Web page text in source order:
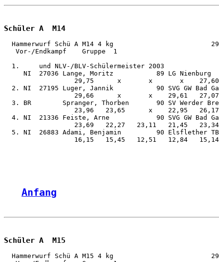
Schüler A  M14
Hammerwurf Schü A M14 4 kg
   Vor-/Endkampf    Gruppe  1
  1.     und NLV-/BLV-Schülermeister 2003
NI  27036 Lange, Moritz           89 LG Nienburg
29,75      x       x       x
2. NI  27195 Luger, Jannik           90 SVG GW Bad
29,66      x       x    29,61
3. BR        Spranger, Thorben       90 SV Werder
23,96   23,65      x    22,95
4. NI  21336 Feiste, Arne            90 SVG GW Bad
23,69   22,27   23,11   21,45
5. NI  26883 Adami, Benjamin         90 Elsflether
16,15   15,45   12,51   12,84
Anfang
Schüler A  M15
Hammerwurf Schü A M15 4 kg